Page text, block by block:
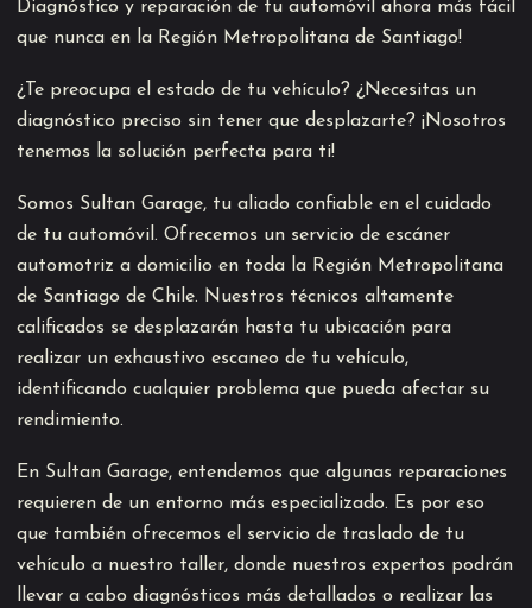
Diagnóstico y reparación de tu automóvil ahora más fácil
que nunca en la Región Metropolitana de Santiago!
¿Te preocupa el estado de tu vehículo? ¿Necesitas un
diagnóstico preciso sin tener que desplazarte? ¡Nosotros
tenemos la solución perfecta para ti!
Somos Sultan Garage, tu aliado confiable en el cuidado
de tu automóvil. Ofrecemos un servicio de escáner
automotriz a domicilio en toda la Región Metropolitana
de Santiago de Chile. Nuestros técnicos altamente
calificados se desplazarán hasta tu ubicación para
realizar un exhaustivo escaneo de tu vehículo,
identificando cualquier problema que pueda afectar su
rendimiento.
En Sultan Garage, entendemos que algunas reparaciones
requieren de un entorno más especializado. Es por eso
que también ofrecemos el servicio de traslado de tu
vehículo a nuestro taller, donde nuestros expertos podrán
llevar a cabo diagnósticos más detallados o realizar las